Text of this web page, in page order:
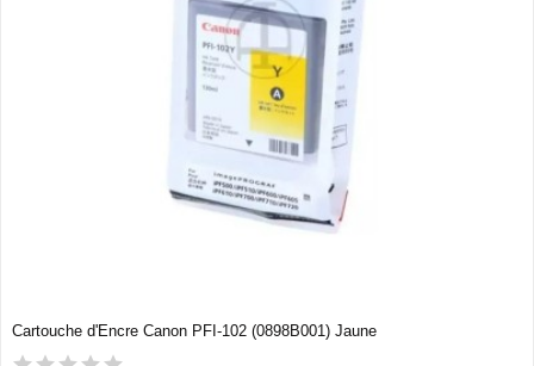
Cartouche d'Encre Canon PFI-102 (0898B001) Jaune